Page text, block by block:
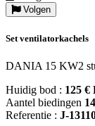
Volgen
Set ventilatorkachels
DANIA 15 KW2
Huidig bod : 125
Aantel biedingen 14
Referentie : J-